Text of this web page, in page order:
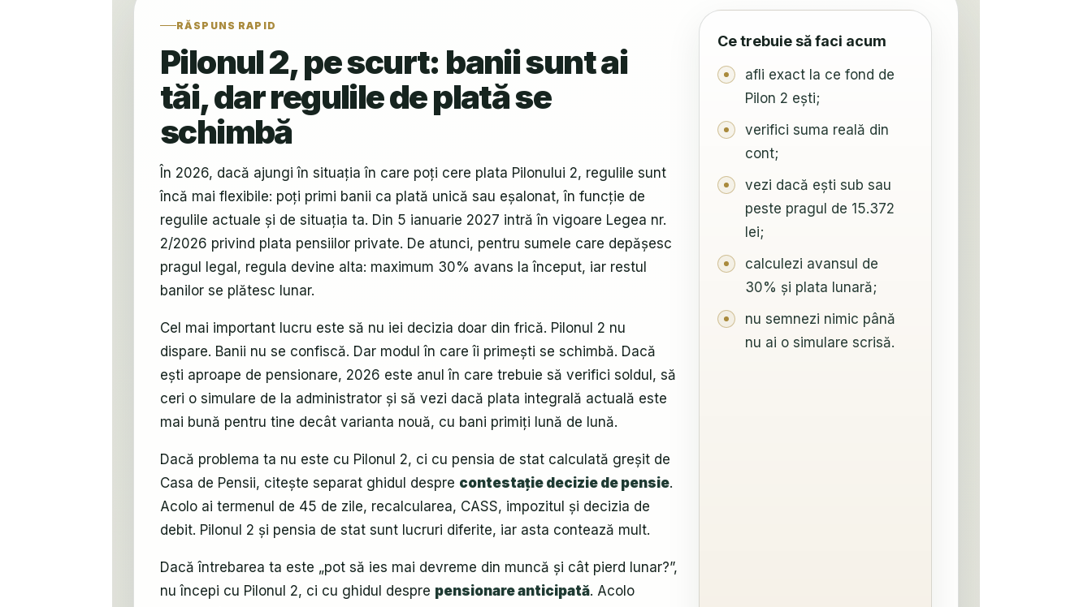
RĂSPUNS RAPID
Pilonul 2, pe scurt: banii sunt ai
tăi, dar regulile de plată se
schimbă
În 2026, dacă ajungi în situația în care poți cere plata Pilonului 2, regulile sunt
încă mai flexibile: poți primi banii ca plată unică sau eșalonat, în funcție de
regulile actuale și de situația ta. Din 5 ianuarie 2027 intră în vigoare Legea nr.
2/2026 privind plata pensiilor private. De atunci, pentru sumele care depășesc
pragul legal, regula devine alta: maximum 30% avans la început, iar restul
banilor se plătesc lunar.
Cel mai important lucru este să nu iei decizia doar din frică. Pilonul 2 nu
dispare. Banii nu se confiscă. Dar modul în care îi primești se schimbă. Dacă
ești aproape de pensionare, 2026 este anul în care trebuie să verifici soldul, să
ceri o simulare de la administrator și să vezi dacă plata integrală actuală este
mai bună pentru tine decât varianta nouă, cu bani primiți lună de lună.
Dacă problema ta nu este cu Pilonul 2, ci cu pensia de stat calculată greșit de
Casa de Pensii, citește separat ghidul despre contestație decizie de pensie.
Acolo ai termenul de 45 de zile, recalcularea, CASS, impozitul și decizia de
debit. Pilonul 2 și pensia de stat sunt lucruri diferite, iar asta contează mult.
Dacă întrebarea ta este „pot să ies mai devreme din muncă și cât pierd lunar?”,
nu începi cu Pilonul 2, ci cu ghidul despre pensionare anticipată. Acolo
Ce trebuie să faci acum
afli exact la ce fond de
Pilon 2 ești;
verifici suma reală din
cont;
vezi dacă ești sub sau
peste pragul de 15.372
lei;
calculezi avansul de
30% și plata lunară;
nu semnezi nimic până
nu ai o simulare scrisă.